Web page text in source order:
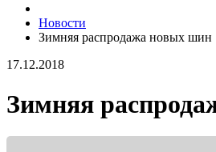
Новости
Зимняя распродажа новых шин
17.12.2018
Зимняя